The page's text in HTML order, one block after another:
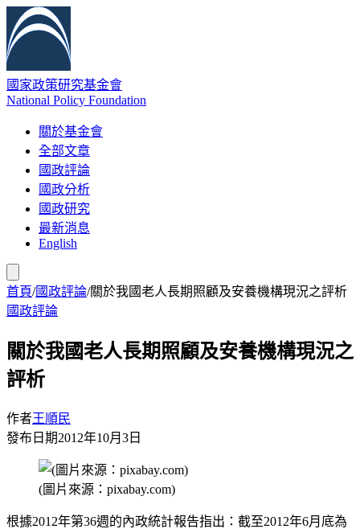
國家政策研究基金會
National Policy Foundation
關於基金會
全部文章
國政評論
國政分析
國政研究
最新消息
English
首頁/國政評論/關於我國老人長期照顧及安養機構現況之評析
國政評論
關於我國老人長期照顧及安養機構現況之
評析
作者王順民
發布日期2012年10月3日
(圖片來源：pixabay.com)
根據2012年第36週的內政統計報告指出：截至2012年6月底為